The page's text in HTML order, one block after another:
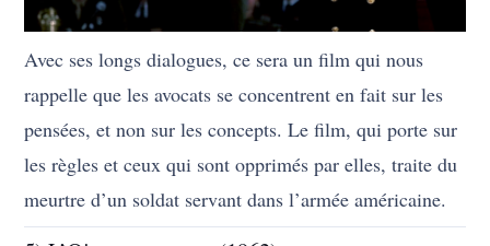
Avec ses longs dialogues, ce sera un film qui nous
rappelle que les avocats se concentrent en fait sur les
pensées, et non sur les concepts. Le film, qui porte sur
les règles et ceux qui sont opprimés par elles, traite du
meurtre d’un soldat servant dans l’armée américaine.